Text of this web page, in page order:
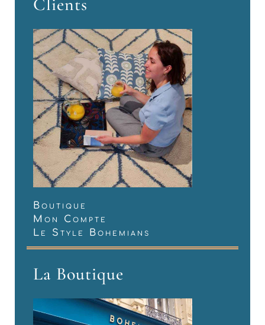
Clients
Boutique
Mon Compte
Le Style Bohemians
La Boutique